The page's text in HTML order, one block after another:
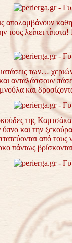
απολαμβάνουν
τους λείπει
των…
ανταλάσσουν
και
της Καμτσάκα
ύπνο και την
από
πάντως